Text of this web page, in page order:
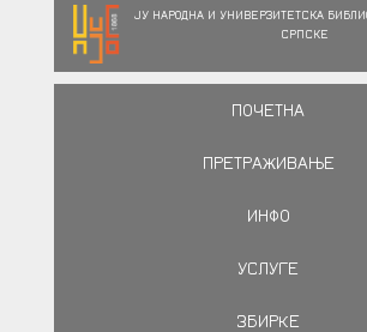
ЈУ НАРОДНА И УНИВЕРЗИТЕТСКА
СРПСКЕ
ПОЧЕТНА
ПРЕТРАЖИВАЊЕ
ИНФО
УСЛУГЕ
ЗБИРКЕ